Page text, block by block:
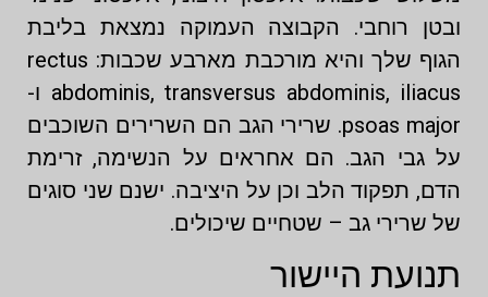
ובטן רוחבי. הקבוצה העמוקה נמצאת בליבת
הגוף שלך והיא מורכבת מארבע שכבות: rectus
abdominis, transversus abdominis, iliacus ו-
psoas major. שרירי הגב הם השרירים השוכבים
על גבי הגב. הם אחראים על הנשימה, זרימת
הדם, תפקוד הלב וכן על היציבה. ישנם שני סוגים
של שרירי גב – שטחיים שיכולים.
תנועת היישור